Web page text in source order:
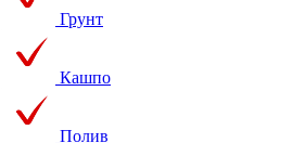
Грунт
Кашпо
Полив